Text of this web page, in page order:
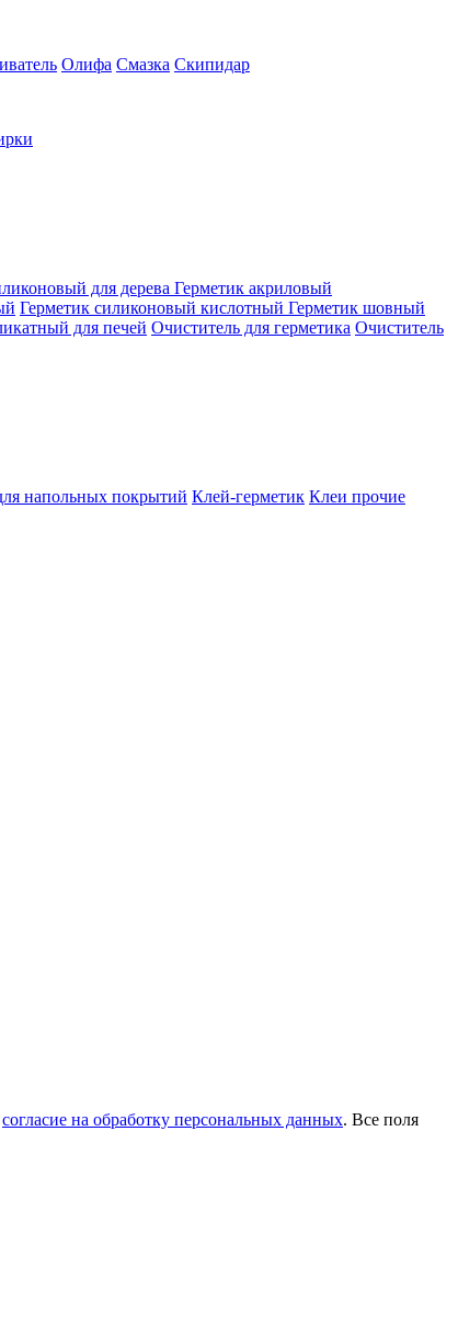
Олифа Смазка Скипидар
для дерева Герметик акриловый
Герметик силиконовый кислотный Герметик шовный
для печей Очиститель для герметика Очиститель
напольных покрытий Клей-герметик Клеи прочие
согласие на обработку персональных данных. Все поля